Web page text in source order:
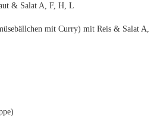
& Salat A, F, H, L
mit Curry) mit Reis & Salat A,